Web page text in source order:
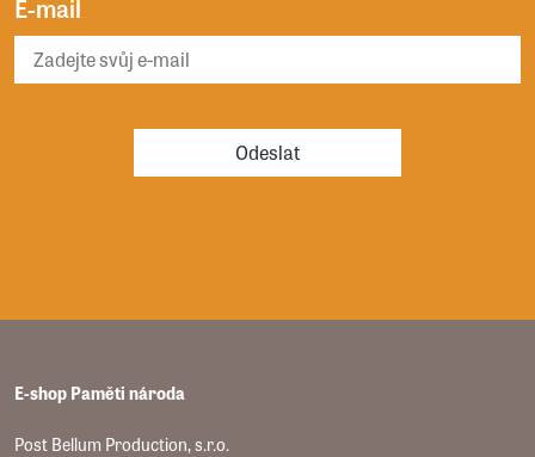
E-mail
Odeslat
E-shop Paměti národa
Post Bellum Production, s.r.o.